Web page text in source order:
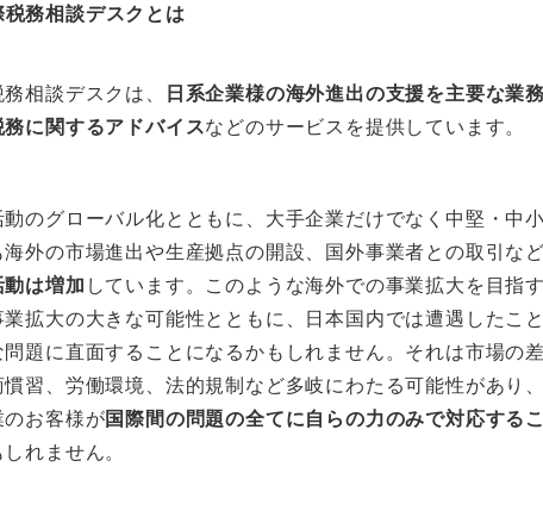
税務相談デスクとは
相談デスクは、
日系企業様の海外進出の支援を主要な業
務に関するアドバイスなどのサービスを提供しています。
動のグローバル化とともに、大手企業だけでなく中堅・中
海外の市場進出や生産拠点の開設、国外事業者との取引な
は増加 しています。このような海外での事業拡大を目指
業拡大の大きな可能性とともに、日本国内では遭遇したこ
問題に直面することになるかもしれません。それは市場の
慣習、労働環境、法的規制など多岐にわたる可能性があり
お客様が国際間の問題の全てに自らの力のみで対応する
れません。